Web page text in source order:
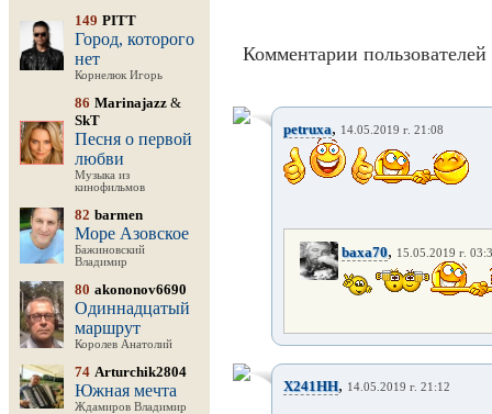
149 PITT
Город, которого
нет
Корнелюк Игорь
86 Marinajazz &
SkT
Песня о первой
любви
Музыка из
кинофильмов
82 barmen
Море Азовское
Бажиновский
Владимир
80 akononov6690
Одиннадцатый
маршрут
Королев Анатолий
74 Arturchik2804
Южная мечта
Ждамиров Владимир
Комментарии пользователей
petruxa, 14.05.2019 г. 21:08
baxa70, 15.05.2019 г.
X241HH, 14.05.2019 г. 21:12